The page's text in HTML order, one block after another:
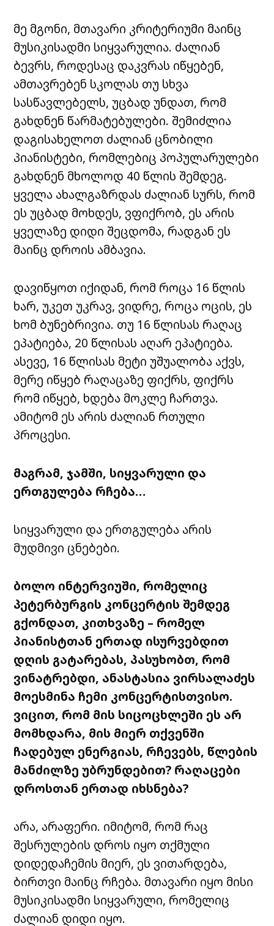
მე მგონი, მთავარი კრიტერიუმი მაინც
მუსიკისადმი სიყვარულია. ძალიან
ბევრს, როდესაც დაკვრას იწყებენ,
ამთავრებენ სკოლას თუ სხვა
სასწავლებელს,უცბად უნდათ, რომ
გახდნენ წარმატებულები.შემიძლია
დაგისახელოთ ძალიან ცნობილი
პიანისტები, რომლებიც პოპულარულები
გახდნენ მხოლოდ 40 წლის შემდეგ.
ყველა ახალგაზრდას ძალიან სურს, რომ
ეს უცბად მოხდეს, ვფიქრობ, ეს არის
ყველაზე დიდი შეცდომა, რადგან ეს
მაინც დროის ამბავია.
დავიწყოთ იქიდან, რომ როცა 16 წლის
ხარ, უკეთ უკრავ, ვიდრე, როცა ოცის, ეს
ხომ ბუნებრივია. თუ 16 წლისას რაღაც
ეპატიება, 20 წლისას აღარ ეპატიება.
ასევე, 16 წლისას მეტი უშუალობა აქვს,
მერე იწყებ რაღაცაზე ფიქრს, ფიქრს
რომ იწყებ, ხდება მოკლე ჩართვა.
ამიტომ ეს არის ძალიან რთული
პროცესი.
მაგრამ, ჯამში, სიყვარული და
ერთგულება რჩება…
სიყვარული და ერთგულება არის
მუდმივი ცნებები.
ბოლო ინტერვიუში, რომელიც
პეტერბურგის კონცერტის შემდეგ
გქონდათ, კითხვაზე – რომელ
პიანისტთან ერთად ისურვებდით
დღის გატარებას, პასუხობთ, რომ
ვინატრებდი, ანასტასია ვირსალაძეს
მოესმინა ჩემი კონცერტისთვისო.
ვიცით, რომ მის სიცოცხლეში ეს არ
მომხდარა, მის მიერ თქვენში
ჩადებულ ენერგიას, რჩევებს, წლების
მანძილზე უბრუნდებით? რაღაცები
დროსთან ერთად იხსნება?
არა, არაფერი. იმიტომ, რომ რაც
შესრულების დროს იყო თქმული
დიდედაჩემის მიერ, ეს ვითარდება,
ბირთვი მაინც რჩება. მთავარი იყო მისი
მუსიკისადმი სიყვარული, რომელიც
ძალიან დიდი იყო.